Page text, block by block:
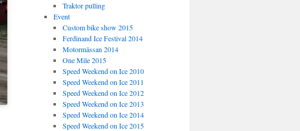
Traktor pulling
Event
Custom bike show 2015
Ferdinand Ice Festival 2014
Motormässan 2014
One Mile 2015
Speed Weekend on Ice 2010
Speed Weekend on Ice 2011
Speed Weekend on Ice 2012
Speed Weekend on Ice 2013
Speed Weekend on Ice 2014
Speed Weekend on Ice 2015